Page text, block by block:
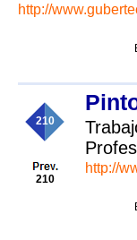
http://
210
210
http://